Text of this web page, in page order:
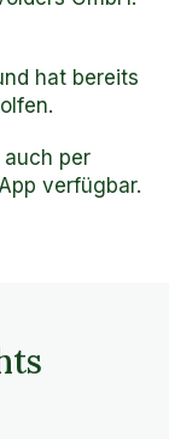
hat bereits
auch per
verfügbar.